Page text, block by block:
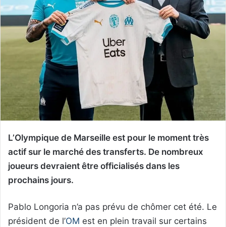
L’Olympique de Marseille est pour le moment très
actif sur le marché des transferts. De nombreux
joueurs devraient être officialisés dans les
prochains jours.
Pablo Longoria n’a pas prévu de chômer cet été. Le
président de l’OM est en plein travail sur certains